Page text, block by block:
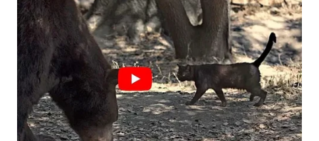
WAHANA
PERSONA
WAHANA
OTOMOTIF
WAHANA
HEALTH